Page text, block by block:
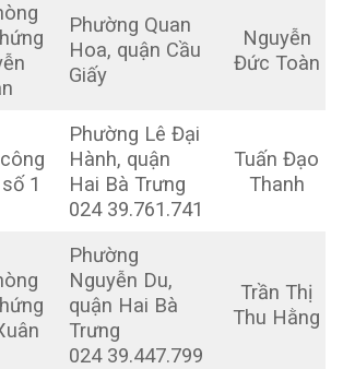
Phường Quan
Hoa, quận Cầu
Giấy
Nguyễn
Đức Toàn
1
Phường Lê Đại
Hành, quận
Hai Bà Trưng
024 39.761.741
Tuấn Đạo
Thanh
Phường
Nguyễn Du,
quận Hai Bà
Trưng
024 39.447.799
Trần Thị
Thu Hằng